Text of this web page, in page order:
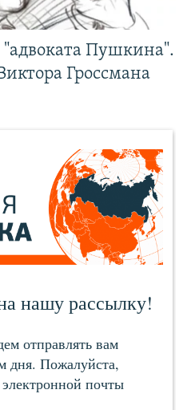
"адвоката Пушкина".
Гроссмана